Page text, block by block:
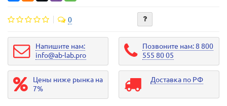
0
Напишите нам:
info@ab-lab.pro
Позвоните нам: 8 800
555 80 05
Цены ниже рынка на
7%
Доставка по РФ